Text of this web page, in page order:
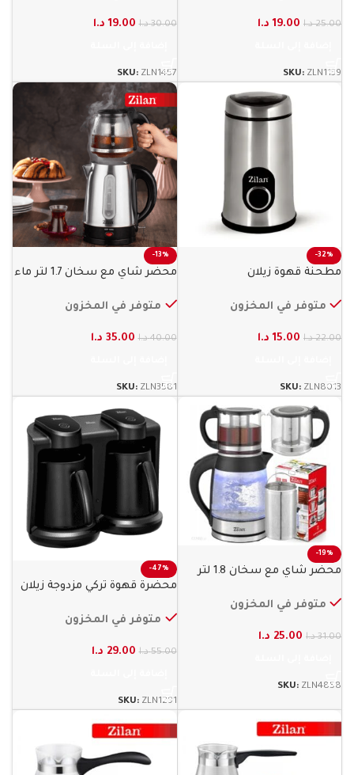
25.00 د.ا 19.00 د.ا
SKU: ZLN1139
30.00 د.ا 19.00 د.ا
SKU: ZLN1457
-32%
مطحنة قهوة زيلان
متوفر في المخزون
22.00 د.ا 15.00 د.ا
SKU: ZLN8013
-13%
محضر شاي مع سخان 1.7 لتر ماء
متوفر في المخزون
40.00 د.ا 35.00 د.ا
SKU: ZLN3581
-19%
محضر شاي مع سخان 1.8 لتر
متوفر في المخزون
31.00 د.ا 25.00 د.ا
SKU: ZLN4858
-47%
محضرة قهوة تركي مزدوجة زيلان
متوفر في المخزون
55.00 د.ا 29.00 د.ا
SKU: ZLN1291